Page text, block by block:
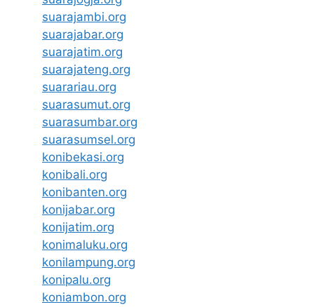
suarajambi.org
suarajabar.org
suarajatim.org
suarajateng.org
suarariau.org
suarasumut.org
suarasumbar.org
suarasumsel.org
konibekasi.org
konibali.org
konibanten.org
konijabar.org
konijatim.org
konimaluku.org
konilampung.org
konipalu.org
koniambon.org